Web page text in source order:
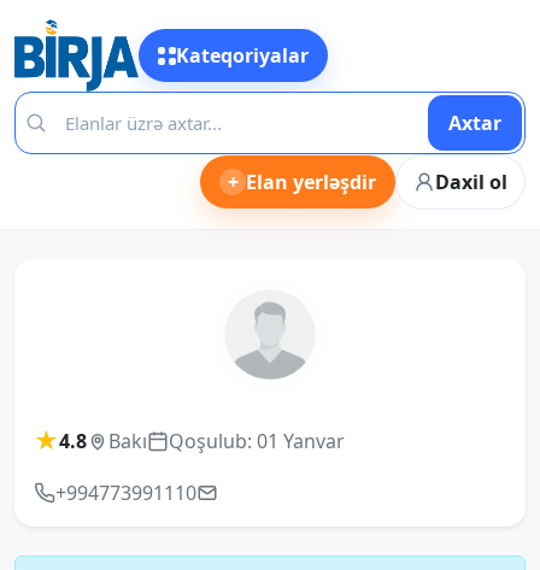
Kateqoriyalar
Axtar
+ Elan yerləşdir Daxil ol
★4.8 Bakı
Qoşulub: 01 Yanvar
+994773991110